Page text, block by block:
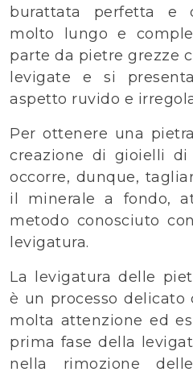
burattata perfetta e
molto lungo e
parte da pietre grezze
levigate e si
aspetto ruvido e
Per ottenere una
creazione di gioielli
occorre, dunque,
il minerale a fondo,
metodo conosciuto
levigatura.
La levigatura delle
è un processo delicato
molta attenzione ed
prima fase della
nella rimozione